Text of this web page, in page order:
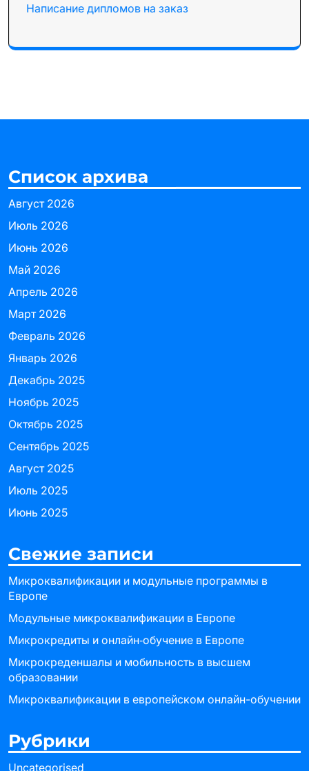
Написание дипломов на заказ
Список архива
Август 2026
Июль 2026
Июнь 2026
Май 2026
Апрель 2026
Март 2026
Февраль 2026
Январь 2026
Декабрь 2025
Ноябрь 2025
Октябрь 2025
Сентябрь 2025
Август 2025
Июль 2025
Июнь 2025
Свежие записи
Микроквалификации и модульные программы в
Европе
Модульные микроквалификации в Европе
Микрокредиты и онлайн‑обучение в Европе
Микрокреденшалы и мобильность в высшем
образовании
Микроквалификации в европейском онлайн-обучении
Рубрики
Uncategorised